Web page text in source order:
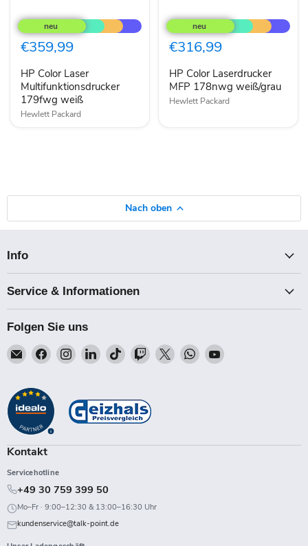
Color
Laser
Multifunktionsdrucker
179fwg
€359,99
HP Color Laser
Multifunktionsdrucker
179fwg weiß
Hewlett Packard
Color
Laserdrucker
MFP
178nwg
€316,99
HP Color Laserdrucker
MFP 178nwg weiß/grau
Hewlett Packard
Nach oben
Info
Service & Informationen
Folgen Sie uns
Email
Talk-
Finden
Sie
auf
Facebook
Finden
Sie
auf
Instagram
Finden
Sie
auf
LinkedIn
Finden
Sie
auf
TikTok
Finden
Sie
Twitch
Finden
Sie
Finden
Sie
Finden
Kontakt
Servicehotline
+49 30 759 399 50
Mo–Fr · 9:00–12:30 & 13:00–16:30 Uhr
kundenservice@talk-point.de